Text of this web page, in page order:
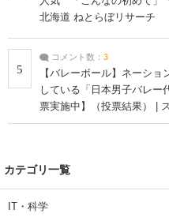
北海道 ねとらぼリサーチ
5
コメント数： 3
【バレーボール】ネーシ
している「日本男子バレー
票実施中】（投票結果） |
カテゴリ一覧
IT・科学